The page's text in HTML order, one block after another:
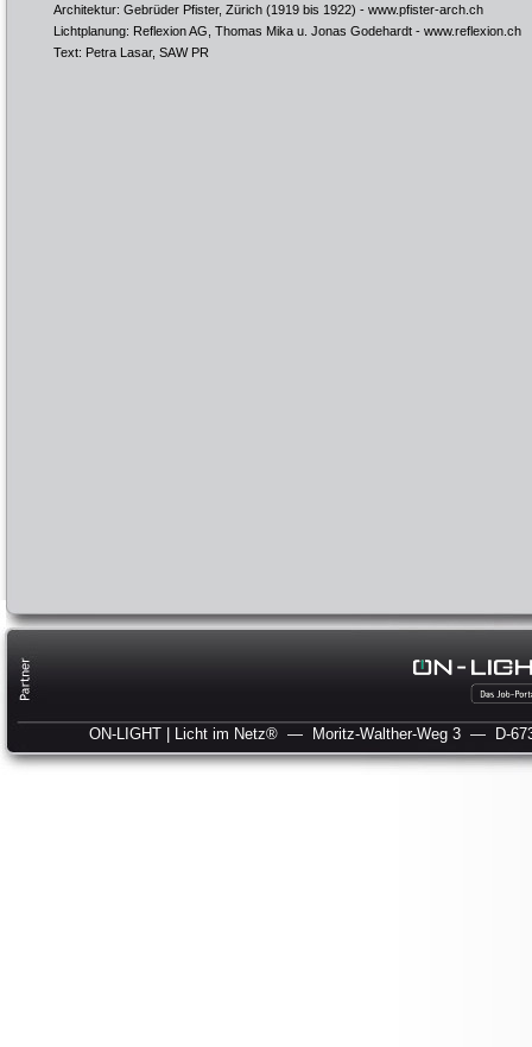
Architektur: Gebrüder Pfister, Zürich (1919 bis 1922) - www.pfister-arch.ch
Lichtplanung: Reflexion AG, Thomas Mika u. Jonas Godehardt - www.reflexion.ch
Text: Petra Lasar, SAW PR
ON-LIGHT | Licht im Netz® — Moritz-Walther-Weg 3 — D-